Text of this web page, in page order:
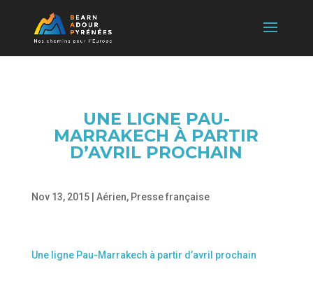
UNE LIGNE PAU-
MARRAKECH À PARTIR
D’AVRIL PROCHAIN
Nov 13, 2015| Aérien, Presse française
Une ligne Pau-Marrakech à partir d’avril prochain